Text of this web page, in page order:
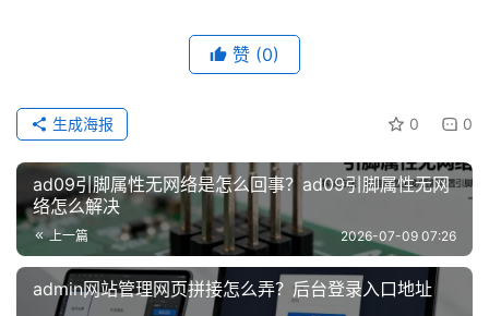
赞 (0)
0 0
生成海报
ad09引脚属性无网络是怎么回事？ad09引脚属性无网
络怎么解决
上一篇 2026-07-09 07:26
admin网站管理网页拼接怎么弄？后台登录入口地址